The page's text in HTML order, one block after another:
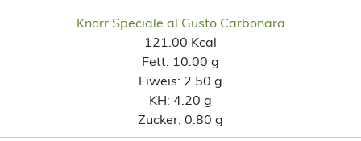
Knorr Speciale al Gusto Carbonara
121.00 Kcal
Fett: 10.00 g
Eiweis: 2.50 g
KH: 4.20 g
Zucker: 0.80 g